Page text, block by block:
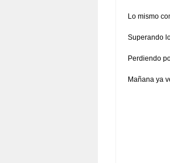
Lo mismo
Superando
Perdiendo
Mañana ya